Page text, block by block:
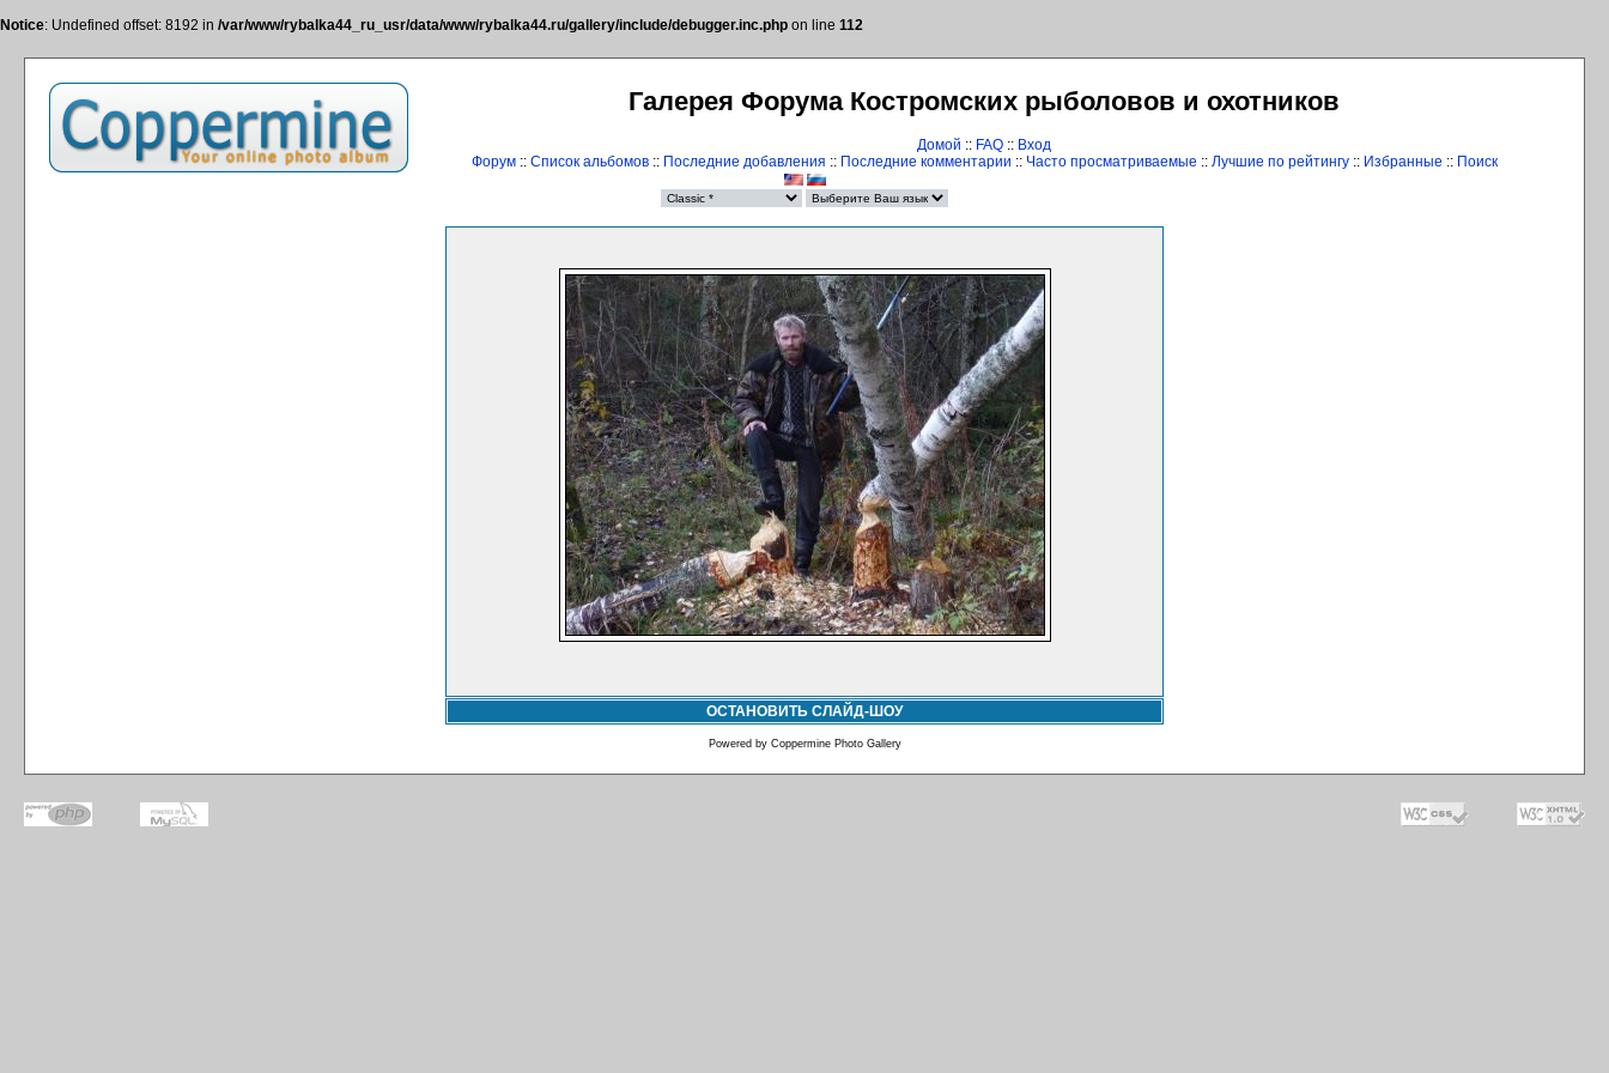
Notice: Undefined offset: 8192 in /var/www/rybalka44_ru_usr/data/www/rybalka44.ru/gallery/include/debugger.inc.php on line 112
Галерея Форума Костромских рыболовов и охотников
Домой :: FAQ :: Вход
Форум:: Список альбомов:: Последние добавления :: Последние комментарии :: Часто просматриваемые :: Лучшие по рейтингу:: Избранные :: Поиск
ОСТАНОВИТЬ СЛАЙД-ШОУ
Powered by Coppermine Photo Gallery